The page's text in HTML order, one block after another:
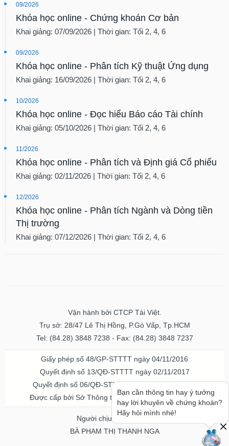
09/2026
Khóa học online - Chứng khoán Cơ bản
Khai giảng: 07/09/2026 | Thời gian: Tối 2, 4, 6
09/2026
Khóa học online - Phân tích Kỹ thuật Ứng dụng
Khai giảng: 16/09/2026 | Thời gian: Tối 2, 4, 6
10/2026
Khóa học online - Đọc hiểu Báo cáo Tài chính
Khai giảng: 05/10/2026 | Thời gian: Tối 2, 4, 6
11/2026
Khóa học online - Phân tích và Định giá Cổ phiếu
Khai giảng: 02/11/2026 | Thời gian: Tối 2, 4, 6
12/2026
Khóa học online - Phân tích Ngành và Dòng tiền
Thị trường
Khai giảng: 07/12/2026 | Thời gian: Tối 2, 4, 6
Vận hành bởi CTCP Tài Việt.
Trụ sở: 28/47 Lê Thị Hồng, P.Gò Vấp, Tp.HCM
Tel: (84.28) 3848 7238 - Fax: (84.28) 3848 7237
Giấy phép số 48/GP-STTTT ngày 04/11/2016
Quyết định số 13/QĐ-STTTT ngày 02/11/2017
Quyết định số 06/QĐ-STTTT-ICP ngày 20/07/2023
Được cấp bởi Sở Thông tin và Truyền thông TPHCM
Người chịu trách nhiệm
BÀ PHẠM THỊ THANH NGA
Bạn cần thông tin hay ý tưởng
hay lời khuyên về chứng khoán?
Hãy hỏi mình nhé!